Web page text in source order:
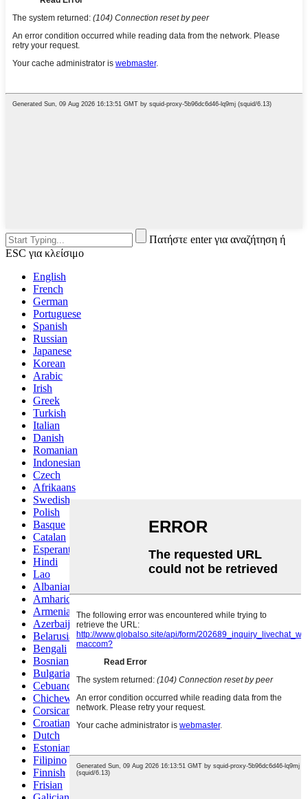
Πατήστε enter για αναζήτηση ή
ESC για κλείσιμο
English
French
German
Portuguese
Spanish
Russian
Japanese
Korean
Arabic
Irish
Greek
Turkish
Italian
Danish
Romanian
Indonesian
Czech
Afrikaans
Swedish
Polish
Basque
Catalan
Esperanto
Hindi
Lao
Albanian
Amharic
Armenian
Azerbaijani
Belarusian
Bengali
Bosnian
Bulgarian
Cebuano
Chichewa
Corsican
Croatian
Dutch
Estonian
Filipino
Finnish
Frisian